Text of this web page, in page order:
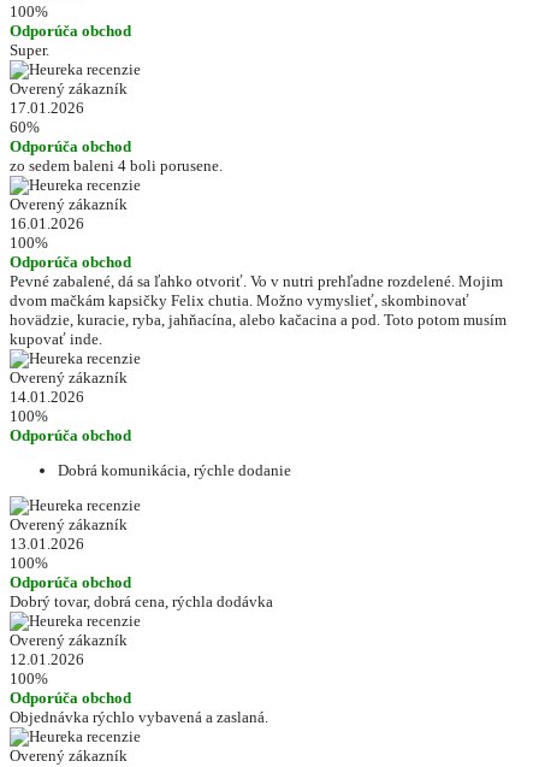
100%
Odporúča obchod
Super.
Overený zákazník
17.01.2026
60%
Odporúča obchod
zo sedem baleni 4 boli porusene.
Overený zákazník
16.01.2026
100%
Odporúča obchod
Pevné zabalené, dá sa ľahko otvoriť. Vo v nutri prehľadne rozdelené. Mojim
dvom mačkám kapsičky Felix chutia. Možno vymyslieť, skombinovať
hovädzie, kuracie, ryba, jahňacína, alebo kačacina a pod. Toto potom musím
kupovať inde.
Overený zákazník
14.01.2026
100%
Odporúča obchod
Dobrá komunikácia, rýchle dodanie
Overený zákazník
13.01.2026
100%
Odporúča obchod
Dobrý tovar, dobrá cena, rýchla dodávka
Overený zákazník
12.01.2026
100%
Odporúča obchod
Objednávka rýchlo vybavená a zaslaná.
Overený zákazník